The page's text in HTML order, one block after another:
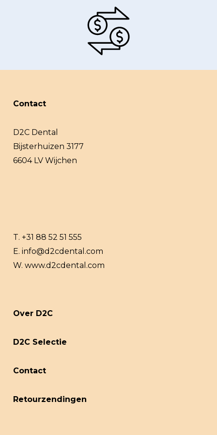
Contact
D2C Dental
Bijsterhuizen 3177
6604 LV Wijchen
T. +31 88 52 51 555
E. info@d2cdental.com
W. www.d2cdental.com
Over D2C
D2C Selectie
Contact
Retourzendingen